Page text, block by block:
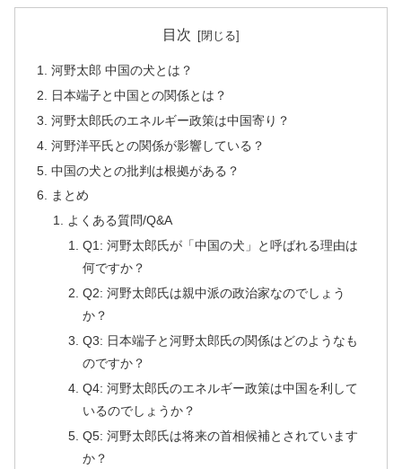
目次
河野太郎 中国の犬とは？
日本端子と中国との関係とは？
河野太郎氏のエネルギー政策は中国寄り？
河野洋平氏との関係が影響している？
中国の犬との批判は根拠がある？
まとめ
よくある質問/Q&A
Q1: 河野太郎氏が「中国の犬」と呼ばれる理由は
何ですか？
Q2: 河野太郎氏は親中派の政治家なのでしょう
か？
Q3: 日本端子と河野太郎氏の関係はどのようなも
のですか？
Q4: 河野太郎氏のエネルギー政策は中国を利して
いるのでしょうか？
Q5: 河野太郎氏は将来の首相候補とされています
か？